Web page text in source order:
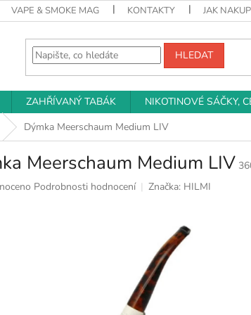
VAPE & SMOKE MAG KONTAKTY JAK
HLEDAT
ZAHŘÍVANÝ TABÁK NIKOTINOVÉ SÁČKY,
Dýmka Meerschaum Medium LIV
Meerschaum Medium LIV
Podrobnosti hodnocení Značka: HILMI